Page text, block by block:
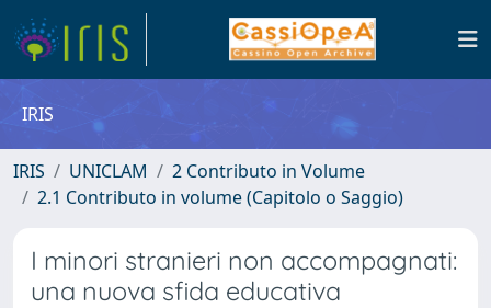
IRIS
IRIS UNICLAM
2 Contributo in Volume
2.1 Contributo in volume (Capitolo o Saggio)
I minori stranieri non accompagnati:
una nuova sfida educativa